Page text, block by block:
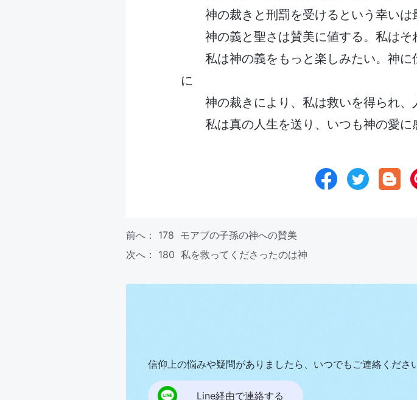
神の裁きと刑罰を受けるという幸いは
神の義と聖さは賛美に値する。私は
私は神の義をもっと楽しみたい。神
に
神の裁きにより、私は救いを得られ
私は真の人生を送り、いつも神の愛に
前へ： 178 モアブの子孫の神への賛美
次へ： 180 私を救ってくださったのは神
信仰上の悩みや疑問がありましたら、いつでもご連絡ください
Line経由で連絡する